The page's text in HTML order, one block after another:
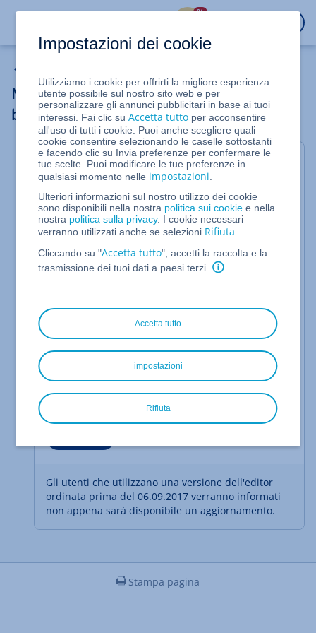
%
MYW_VS for Seitentitel und -
beschreibung einzelner Seiten bearbeiten
Chiudi
Puoi visualizzare quale versione dell'editor
stai utilizzando dalla barra di menu nella
parte superiore dello schermo (chiara o
scura)
Seleziona
Barra di menu della versione dell'editor
ordinataa partire dal06.09.2017:
Gli utenti che utilizzano una versione dell'editor
ordinata prima del 06.09.2017 verranno informati
non appena sarà disponibile un aggiornamento.
Stampa pagina
Impostazioni dei cookie
Utilizziamo i cookie per offrirti la migliore esperienza
utente possibile sul nostro sito web e per
personalizzare gli annunci pubblicitari in base ai tuoi
interessi. Fai clic suAccetta tutto per acconsentire
all'uso di tutti i cookie. Puoi anche scegliere quali
cookie consentire selezionando le caselle sottostanti
e facendo clic su Invia preferenze per confermare le
tue scelte. Puoi modificare le tue preferenze in
qualsiasi momento nelle impostazioni
Ulteriori informazioni sul nostro utilizzo dei cookie
sono disponibili nella nostra politica sui cookie e nella
nostra politica sulla privacy. I cookie necessari
verranno utilizzati anche se selezioni Rifiuta
Cliccando su "Accetta tutto", accetti la raccolta e la
trasmissione dei tuoi dati a paesi terzi.
Accetta tutto
Rifiuta
impostazioni